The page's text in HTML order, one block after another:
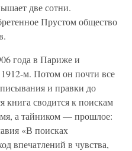
две сотни.
Прустом общество
года в Париже и
м. Потом он почти все
и правки до
книга сводится к поискам
а тайником — прошлое:
«В поисках
впечатлений в чувства,